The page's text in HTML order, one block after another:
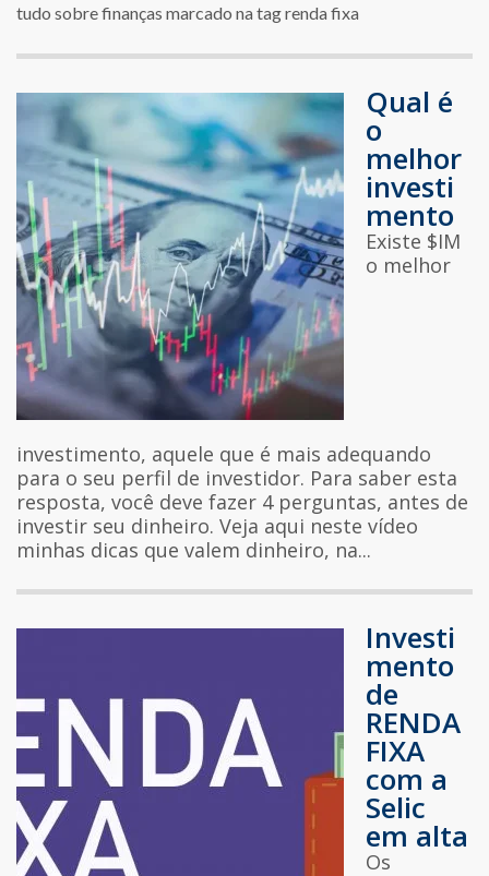
tudo sobre finanças marcado na tag renda fixa
Qual é
o
melhor
investi
mento
Existe $IM
o melhor
investimento, aquele que é mais adequando
para o seu perfil de investidor. Para saber esta
resposta, você deve fazer 4 perguntas, antes de
investir seu dinheiro. Veja aqui neste vídeo
minhas dicas que valem dinheiro, na...
Investi
mento
de
RENDA
FIXA
com a
Selic
em alta
Os